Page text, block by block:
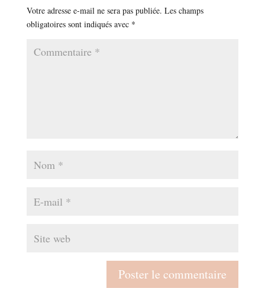
Votre adresse e-mail ne sera pas publiée. Les champs
obligatoires sont indiqués avec *